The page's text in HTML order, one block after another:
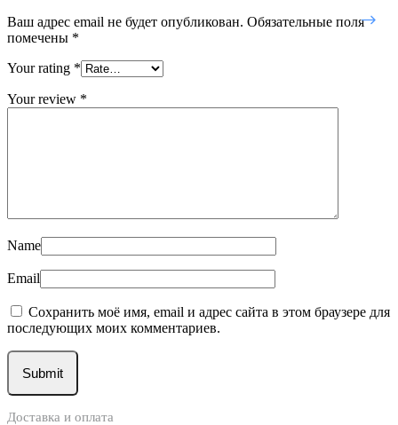
Ваш адрес email не будет опубликован. Обязательные поля
помечены *
Your rating *
Your review *
Name
Email
Сохранить моё имя, email и адрес сайта в этом браузере для
последующих моих комментариев.
Доставка и оплата